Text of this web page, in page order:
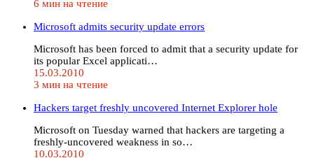
6 мин на чтение
Microsoft admits security update errors
Microsoft has been forced to admit that a security update for
its popular Excel applicati…
15.03.2010
3 мин на чтение
Hackers target freshly uncovered Internet Explorer hole
Microsoft on Tuesday warned that hackers are targeting a
freshly-uncovered weakness in so…
10.03.2010